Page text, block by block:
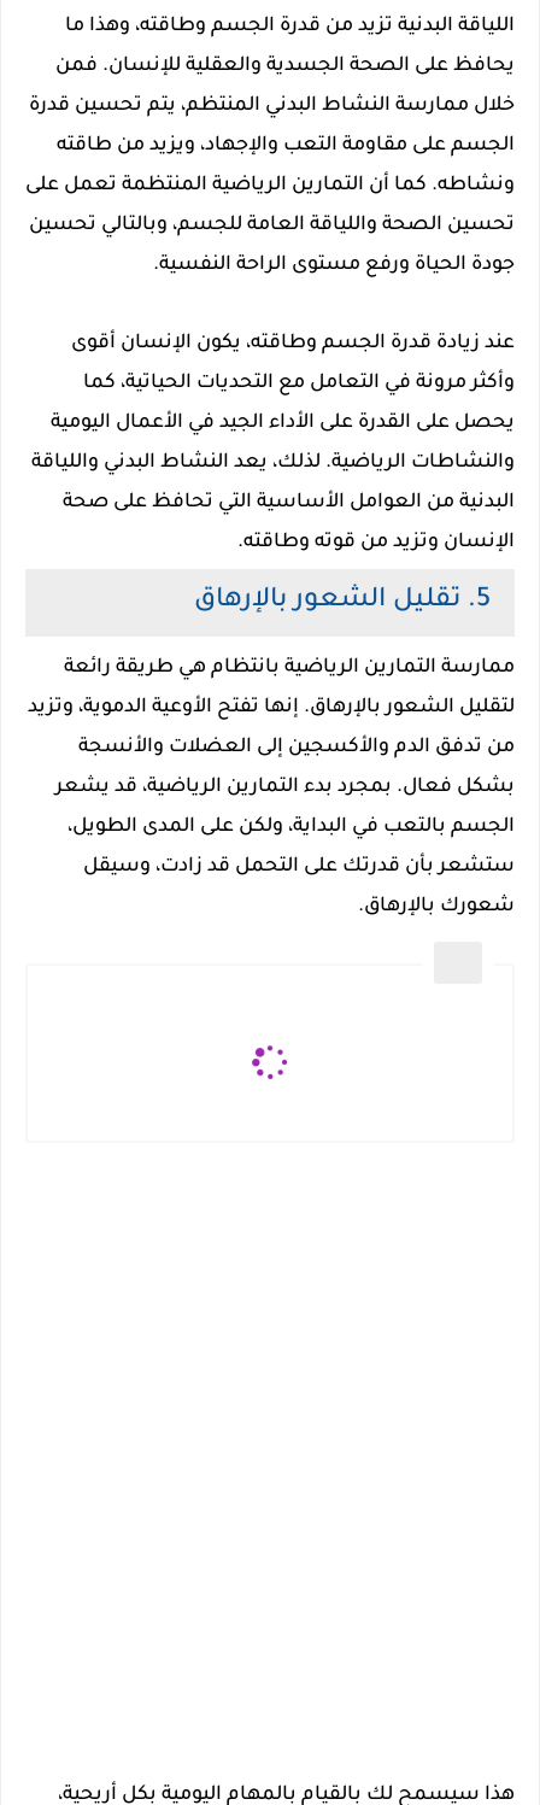
اللياقة البدنية تزيد من قدرة الجسم وطاقته، وهذا ما
يحافظ على الصحة الجسدية والعقلية للإنسان. فمن
خلال ممارسة النشاط البدني المنتظم، يتم تحسين قدرة
الجسم على مقاومة التعب والإجهاد، ويزيد من طاقته
ونشاطه. كما أن التمارين الرياضية المنتظمة تعمل على
تحسين الصحة واللياقة العامة للجسم، وبالتالي تحسين
جودة الحياة ورفع مستوى الراحة النفسية.
عند زيادة قدرة الجسم وطاقته، يكون الإنسان أقوى
وأكثر مرونة في التعامل مع التحديات الحياتية، كما
يحصل على القدرة على الأداء الجيد في الأعمال اليومية
والنشاطات الرياضية. لذلك، يعد النشاط البدني واللياقة
البدنية من العوامل الأساسية التي تحافظ على صحة
الإنسان وتزيد من قوته وطاقته.
5. تقليل الشعور بالإرهاق
ممارسة التمارين الرياضية بانتظام هي طريقة رائعة
لتقليل الشعور بالإرهاق. إنها تفتح الأوعية الدموية، وتزيد
من تدفق الدم والأكسجين إلى العضلات والأنسجة
بشكل فعال. بمجرد بدء التمارين الرياضية، قد يشعر
الجسم بالتعب في البداية، ولكن على المدى الطويل،
ستشعر بأن قدرتك على التحمل قد زادت، وسيقل
شعورك بالإرهاق.
هذا سيسمح لك بالقيام بالمهام اليومية بكل أريحية،